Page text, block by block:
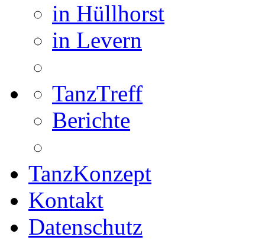
in Hüllhorst
in Levern
TanzTreff
Berichte
TanzKonzept
Kontakt
Datenschutz